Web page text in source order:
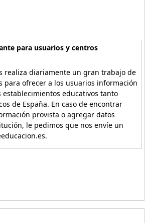
para usuarios y centros
realiza diariamente un gran trabajo de
para ofrecer a los usuarios información
establecimientos educativos tanto
de España. En caso de encontrar
provista o agregar datos
le pedimos que nos envíe un